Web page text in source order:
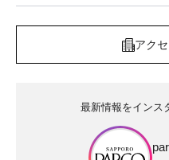
アク
最新情報をインス